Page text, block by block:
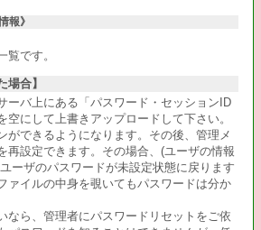
報》
覧です。
場合】
ーバ上にある「パスワード・セッションID
空にして上書きアップロードして下さい。
ができるようになります。その後、管理メ
再設定できます。その場合、(ユーザの情報
ーザのパスワードが未設定状態に戻ります
イルの中身を覗いてもパスワードは分か
なら、管理者にパスワードリセットをご依